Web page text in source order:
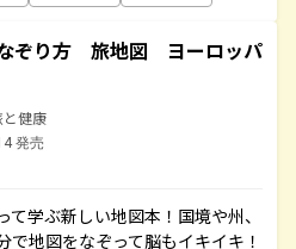
ぞり方 旅地図 ヨーロッパ
と健康
発売
学ぶ新しい地図本！国境や州、
地図をなぞって脳もイキイキ！